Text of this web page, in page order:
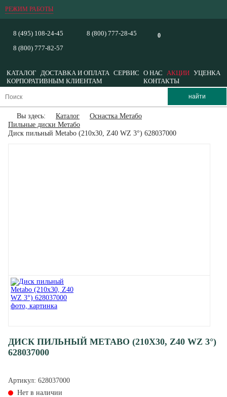
РЕЖИМ РАБОТЫ
0
8 (495) 108-24-45
8 (800) 777-82-57
8 (800) 777-28-45
КАТАЛОГ ДОСТАВКА И ОПЛАТА СЕРВИС О НАС АКЦИИ УЦЕНКА
КОРПОРАТИВНЫМ КЛИЕНТАМ
КОНТАКТЫ
Вы здесь: Каталог
Оснастка Метабо
Пильные диски Метабо
Диск пильный Metabo (210x30, Z40 WZ 3°) 628037000
ДИСК ПИЛЬНЫЙ METABO (210X30, Z40 WZ 3°)
628037000
Артикул: 628037000
Нет в наличии